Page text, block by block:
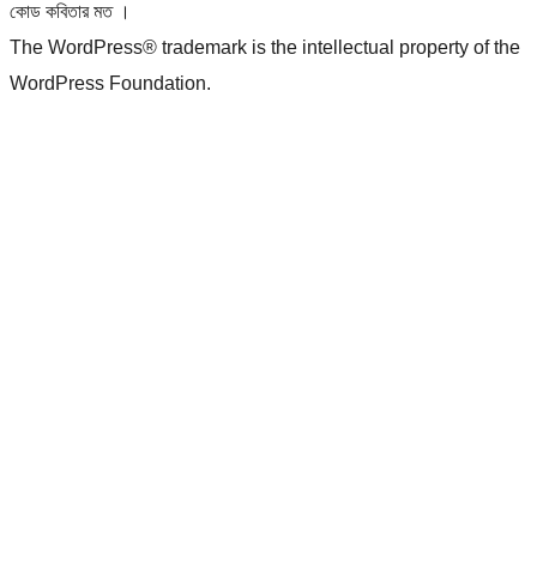
কোড কবিতার মত ।
The WordPress® trademark is the intellectual property of the
WordPress Foundation.